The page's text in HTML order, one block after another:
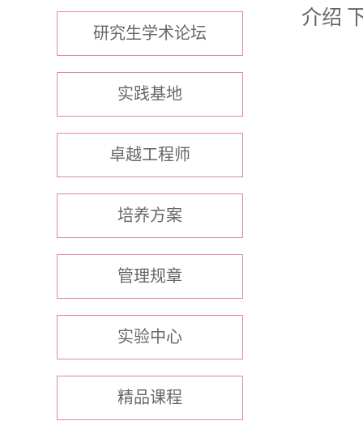
研究生学术论坛
实践基地
卓越工程师
培养方案
管理规章
实验中心
精品课程
介绍